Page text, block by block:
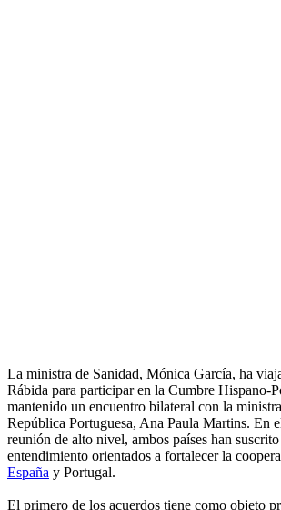
La ministra de Sanidad, Mónica García, ha
Rábida para participar en la Cumbre Hispano-
mantenido un encuentro bilateral con la
República Portuguesa, Ana Paula Martins. En
reunión de alto nivel, ambos países han
entendimiento orientados a fortalecer la
España y Portugal.
El primero de los acuerdos tiene como objeto